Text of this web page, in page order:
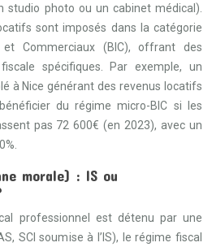
studio photo ou un cabinet médical).
sont imposés dans la catégorie
Commerciaux (BIC), offrant des
spécifiques. Par exemple, un
à Nice générant des revenus locatifs
du régime micro-BIC si les
pas 72 600€ (en 2023), avec un
morale) : IS ou
professionnel est détenu par une
SCI soumise à l’IS), le régime fiscal